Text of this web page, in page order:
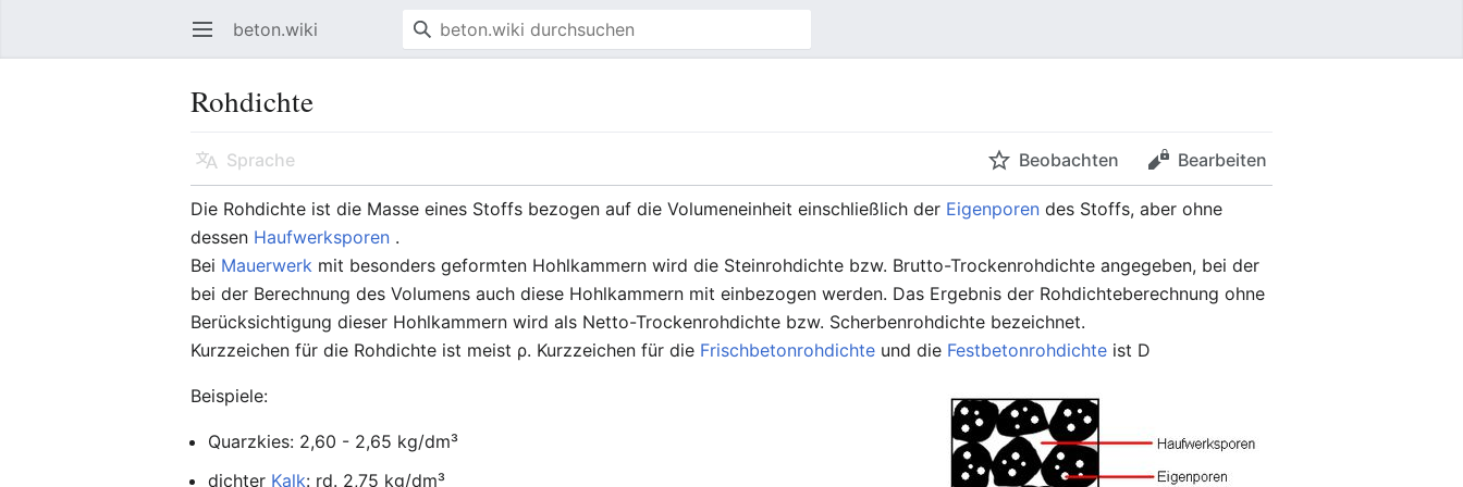
Hauptmenü öffnen beton.wiki
Rohdichte
Sprache Beobachten Bearbeiten
Die Rohdichte ist die Masse eines Stoffs bezogen auf die Volumeneinheit einschließlich der Eigenporen des Stoffs, aber ohne
dessen Haufwerksporen .
Bei Mauerwerk mit besonders geformten Hohlkammern wird die Steinrohdichte bzw. Brutto-Trockenrohdichte angegeben, bei der
bei der Berechnung des Volumens auch diese Hohlkammern mit einbezogen werden. Das Ergebnis der Rohdichteberechnung ohne
Berücksichtigung dieser Hohlkammern wird als Netto-Trockenrohdichte bzw. Scherbenrohdichte bezeichnet.
Kurzzeichen für die Rohdichte ist meist ρ. Kurzzeichen für die Frischbetonrohdichte und die Festbetonrohdichte ist D
Beispiele:
Quarzkies: 2,60 - 2,65 kg/dm³
dichter Kalk: rd. 2,75 kg/dm³